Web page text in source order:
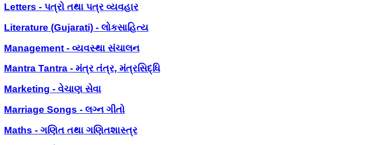
Letters - પત્રો તથા પત્ર વ્યવહાર
Literature (Gujarati) - લોકસાહિત્ય
Management - વ્યવસ્થા સંચાલન
Mantra Tantra - મંત્ર તંત્ર, મંત્રસિદ્ધિ
Marketing - વેચાણ સેવા
Marriage Songs - લગ્ન ગીતો
Maths - ગણિત તથા ગણિતશાસ્ત્ર